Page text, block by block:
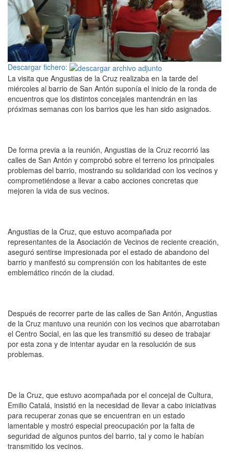
Descargar fichero:
La visita que Angustias de la Cruz realizaba en la tarde del
miércoles al barrio de San Antón suponía el inicio de la ronda de
encuentros que los distintos concejales mantendrán en las
próximas semanas con los barrios que les han sido asignados.
De forma previa a la reunión, Angustias de la Cruz recorrió las
calles de San Antón y comprobó sobre el terreno los principales
problemas del barrio, mostrando su solidaridad con los vecinos y
comprometiéndose a llevar a cabo acciones concretas que
mejoren la vida de sus vecinos.
Angustias de la Cruz, que estuvo acompañada por
representantes de la Asociación de Vecinos de reciente creación,
aseguró sentirse impresionada por el estado de abandono del
barrio y manifestó su comprensión con los habitantes de este
emblemático rincón de la ciudad.
Después de recorrer parte de las calles de San Antón, Angustias
de la Cruz mantuvo una reunión con los vecinos que abarrotaban
el Centro Social, en las que les transmitió su deseo de trabajar
por esta zona y de intentar ayudar en la resolución de sus
problemas.
De la Cruz, que estuvo acompañada por el concejal de Cultura,
Emilio Catalá, insistió en la necesidad de llevar a cabo iniciativas
para recuperar zonas que se encuentran en un estado
lamentable y mostró especial preocupación por la falta de
seguridad de algunos puntos del barrio, tal y como le habían
transmitido los vecinos.